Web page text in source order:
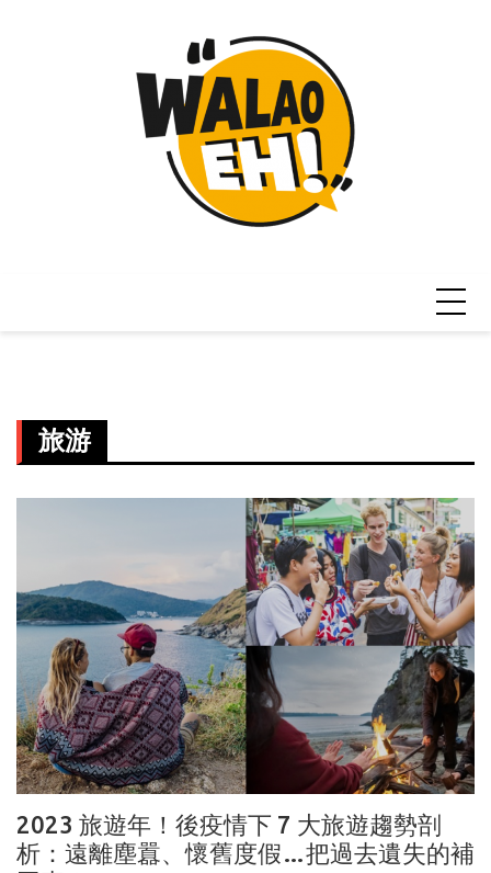
旅游
2023 旅遊年！後疫情下 7 大旅遊趨勢剖
析：遠離塵囂、懷舊度假…把過去遺失的補